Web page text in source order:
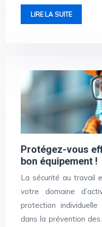
LIRE LA SUITE
Protégez-vous
bon équipement !
La sécurité au travail
votre domaine
protection
dans la prévention